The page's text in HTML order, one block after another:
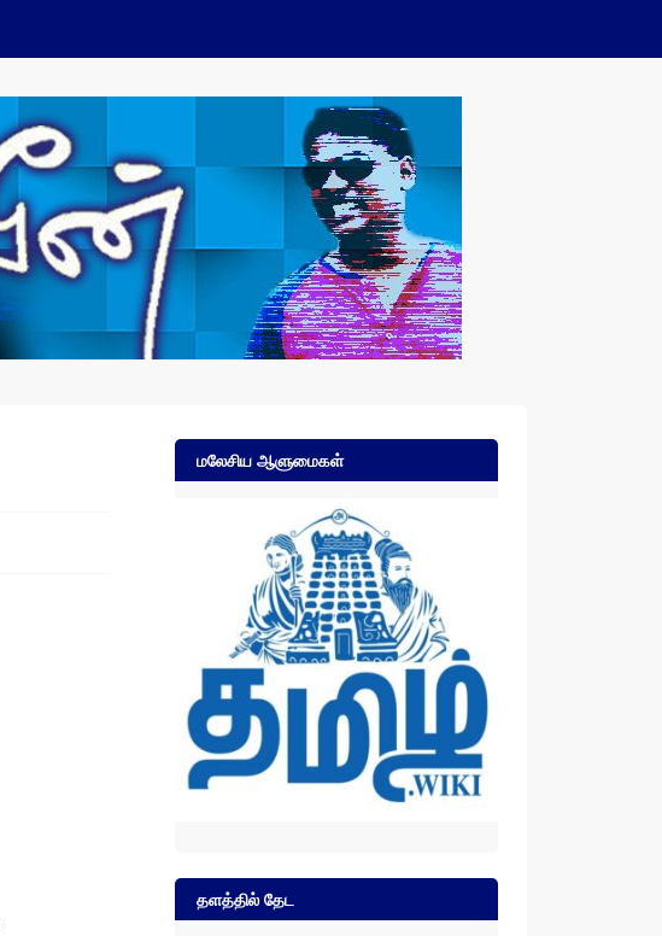
மலேசிய ஆளுமைகள்
தளத்தில் தேட